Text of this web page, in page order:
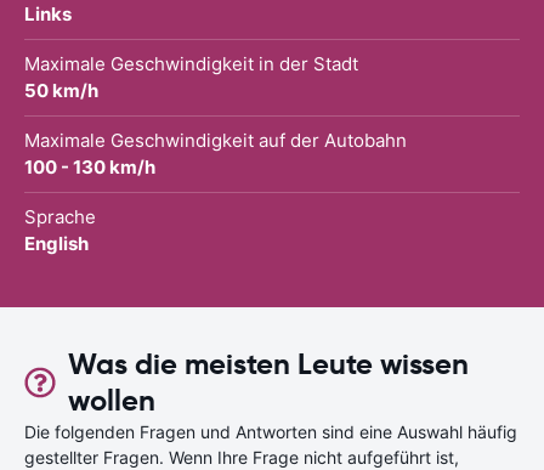
Links
Maximale Geschwindigkeit in der Stadt
50 km/h
Maximale Geschwindigkeit auf der Autobahn
100 - 130 km/h
Sprache
English
Was die meisten Leute wissen
wollen
Die folgenden Fragen und Antworten sind eine Auswahl häufig
gestellter Fragen. Wenn Ihre Frage nicht aufgeführt ist,